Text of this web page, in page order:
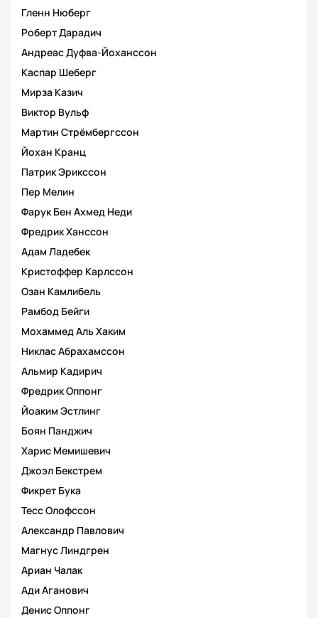
Гленн Нюберг
Роберт Дарадич
Андреас Дуфва-Йоханссон
Каспар Шеберг
Мирза Казич
Виктор Вульф
Мартин Стрёмбергссон
Йохан Кранц
Патрик Эрикссон
Пер Мелин
Фарук Бен Ахмед Неди
Фредрик Ханссон
Адам Ладебек
Кристоффер Карлссон
Озан Камлибель
Рамбод Бейги
Мохаммед Аль Хаким
Никлас Абрахамссон
Альмир Кадирич
Фредрик Оппонг
Йоаким Эстлинг
Боян Панджич
Харис Мемишевич
Джоэл Бекстрем
Фикрет Бука
Тесс Олофссон
Александр Павлович
Магнус Линдгрен
Ариан Чалак
Ади Аганович
Денис Оппонг